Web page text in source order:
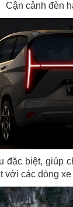
Cận cảnh đèn
đặc biệt, giúp
với các dòng xe